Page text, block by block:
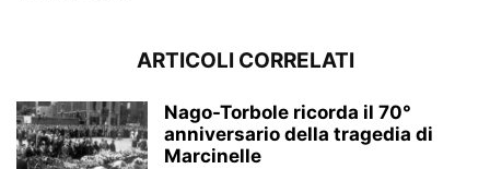
ARTICOLI CORRELATI
Nago-Torbole ricorda il 70°
anniversario della tragedia di
Marcinelle